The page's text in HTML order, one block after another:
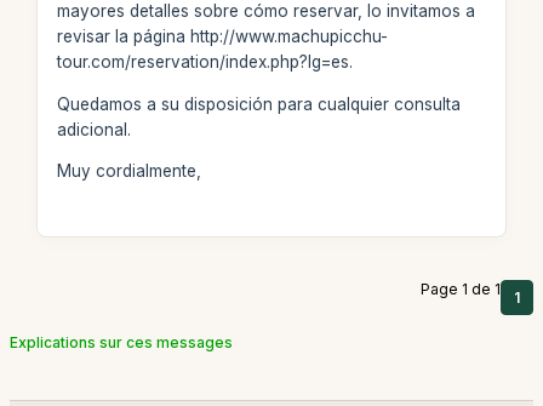
mayores detalles sobre cómo reservar, lo invitamos a
revisar la página http://www.machupicchu-
tour.com/reservation/index.php?lg=es.
Quedamos a su disposición para cualquier consulta
adicional.
Muy cordialmente,
Page 1 de 1 1
Explications sur ces messages